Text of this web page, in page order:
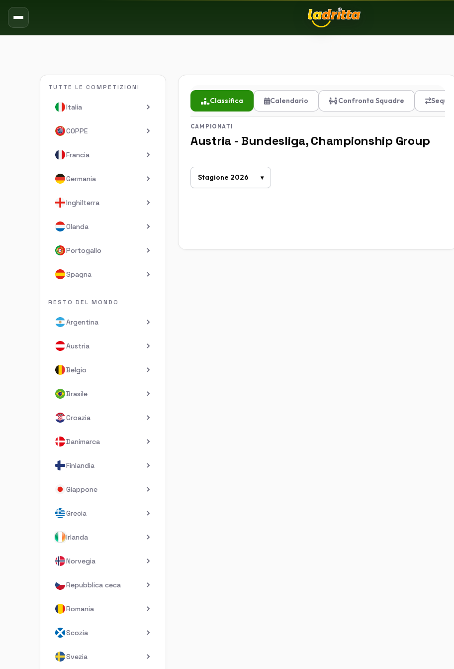
TUTTE LE COMPETIZIONI
Italia
COPPE
Francia
Germania
Inghilterra
Olanda
Portogallo
Spagna
RESTO DEL MONDO
Argentina
Austria
Belgio
Brasile
Croazia
Danimarca
Finlandia
Giappone
Grecia
Irlanda
Norvegia
Repubblica ceca
Romania
Scozia
Svezia
Classifica Calendario Confronta Squadre
CAMPIONATI
Austria - Bundesliga, Championship Group